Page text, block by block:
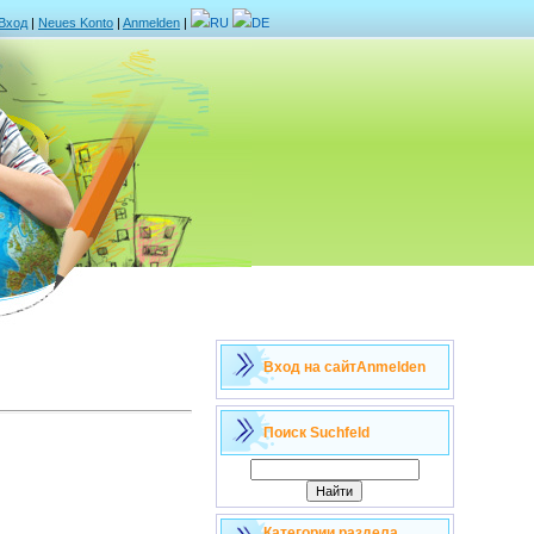
Вход | Neues Konto | Anmelden | RU DE
Вход на сайтAnmelden
Поиск Suchfeld